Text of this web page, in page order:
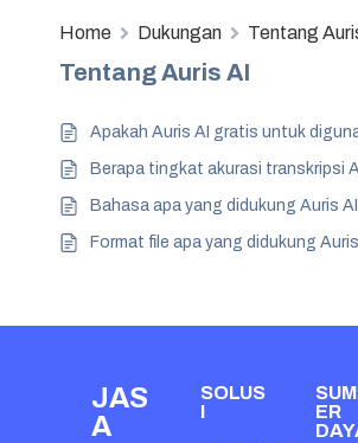
Home Dukungan Tentang
Tentang Auris AI
Apakah Auris AI gratis untuk
Berapa tingkat akurasi transkripsi
Bahasa apa yang didukung Auris
Format file apa yang didukung
JAS
A
SOLUS
I
ER